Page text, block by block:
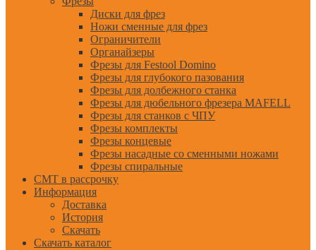
Диски для фрез
Ножи сменные для фрез
Ограничители
Органайзеры
Фрезы для Festool Domino
Фрезы для глубокого пазования
Фрезы для долбежного станка
Фрезы для дюбельного фрезера MAFELL
Фрезы для станков с ЧПУ
Фрезы комплекты
Фрезы концевые
Фрезы насадные со сменными ножами
Фрезы спиральные
CMT в рассрочку
Информация
Доставка
История
Скачать
Скачать каталог